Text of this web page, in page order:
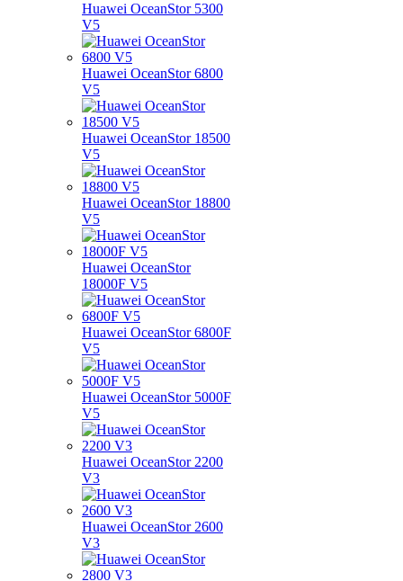
Huawei OceanStor 5300
V5
Huawei OceanStor 6800
V5
Huawei OceanStor 18500
V5
Huawei OceanStor 18800
V5
Huawei OceanStor
18000F V5
Huawei OceanStor 6800F
V5
Huawei OceanStor 5000F
V5
Huawei OceanStor 2200
V3
Huawei OceanStor 2600
V3